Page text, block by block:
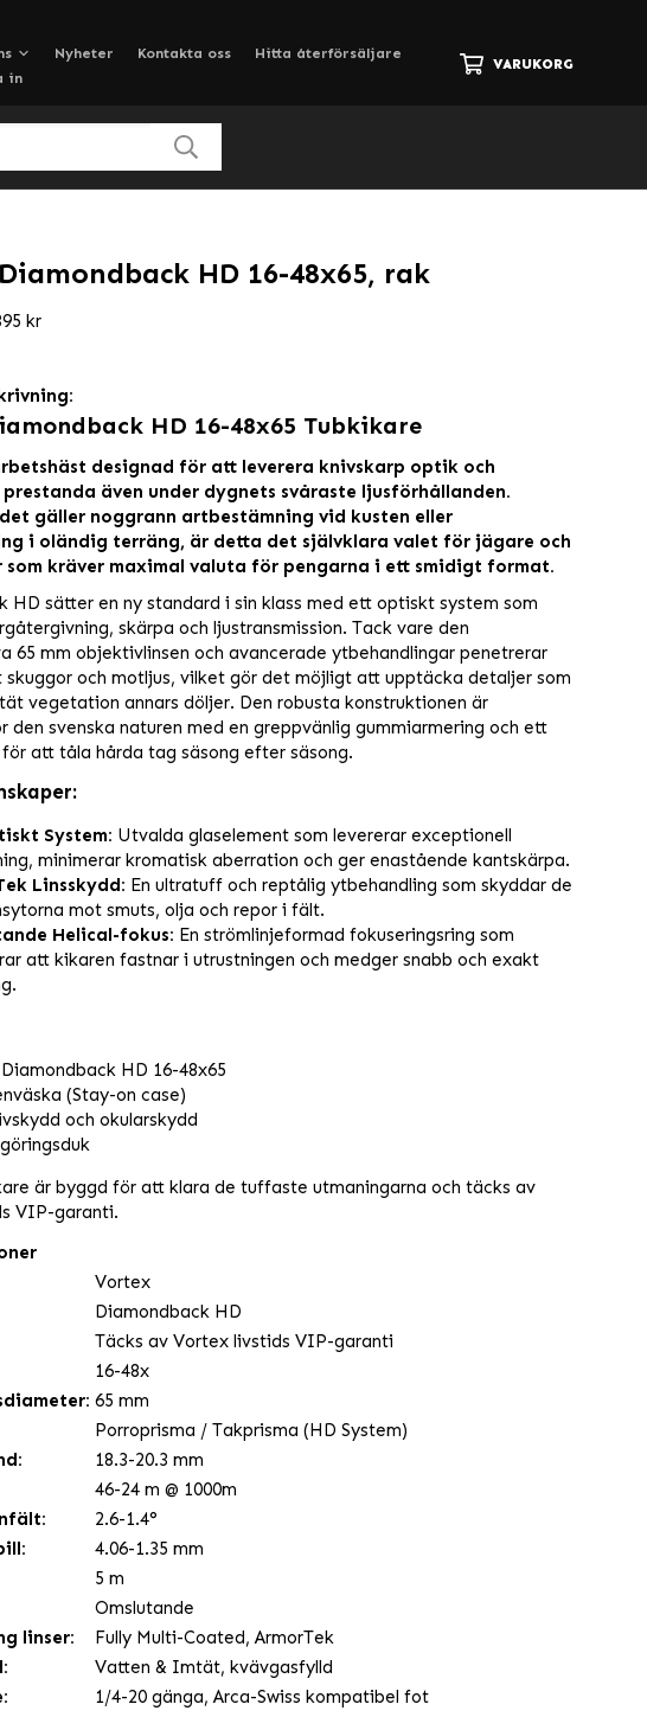
Nyheter Kontakta oss
Hitta återförsäljare
in
VARUKORG
HD 16-48x65, rak
kr
HD 16-48x65 Tubkikare
designad för att leverera knivskarp optik och
även under dygnets svåraste ljusförhållanden.
gäller noggrann artbestämning vid kusten eller
i oländig terräng, är detta det självklara valet för jägare och
som kräver maximal valuta för pengarna i ett smidigt format.
HD sätter en ny standard i sin klass med ett optiskt system som
skärpa och ljustransmission. Tack vare den
65 mm objektivlinsen och avancerade ytbehandlingar penetrerar
och motljus, vilket gör det möjligt att upptäcka detaljer som
vegetation annars döljer. Den robusta konstruktionen är
den svenska naturen med en greppvänlig gummiarmering och ett
att tåla hårda tag säsong efter säsong.
System: Utvalda glaselement som levererar exceptionell
minimerar kromatisk aberration och ger enastående kantskärpa.
Linsskydd: En ultratuff och reptålig ytbehandling som skyddar de
mot smuts, olja och repor i fält.
Helical-fokus: En strömlinjeformad fokuseringsring som
att kikaren fastnar i utrustningen och medger snabb och exakt
HD 16-48x65
(Stay-on case)
och okularskydd
är byggd för att klara de tuffaste utmaningarna och täcks av
VIP-garanti.
Vortex
Diamondback HD
Täcks av Vortex livstids VIP-garanti
16-48x
65 mm
Porroprisma / Takprisma (HD System)
18.3-20.3 mm
46-24 m @ 1000m
2.6-1.4°
4.06-1.35 mm
5 m
Omslutande
linser:
Fully Multi-Coated, ArmorTek
Vatten & Imtät, kvävgasfylld
1/4-20 gänga, Arca-Swiss kompatibel fot